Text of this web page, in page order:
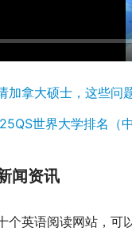
加拿大硕士，这些问
世界大学排名（中
闻资讯
语阅读网站，可以覆盖孩